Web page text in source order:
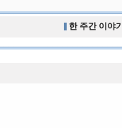
한 주간 이야